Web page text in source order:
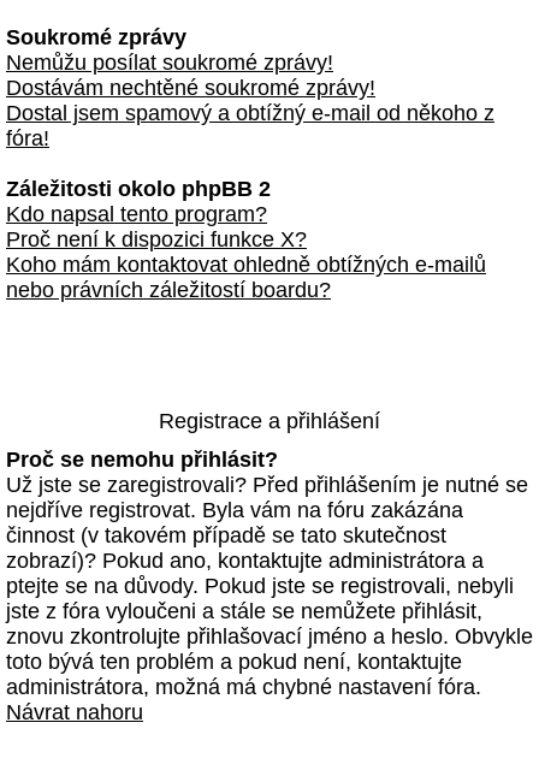
Soukromé zprávy
Nemůžu posílat soukromé zprávy!
Dostávám nechtěné soukromé zprávy!
Dostal jsem spamový a obtížný e-mail od někoho z
fóra!
Záležitosti okolo phpBB 2
Kdo napsal tento program?
Proč není k dispozici funkce X?
Koho mám kontaktovat ohledně obtížných e-mailů
nebo právních záležitostí boardu?
Registrace a přihlášení
Proč se nemohu přihlásit?
Už jste se zaregistrovali? Před přihlášením je nutné se
nejdříve registrovat. Byla vám na fóru zakázána
činnost (v takovém případě se tato skutečnost
zobrazí)? Pokud ano, kontaktujte administrátora a
ptejte se na důvody. Pokud jste se registrovali, nebyli
jste z fóra vyloučeni a stále se nemůžete přihlásit,
znovu zkontrolujte přihlašovací jméno a heslo. Obvykle
toto bývá ten problém a pokud není, kontaktujte
administrátora, možná má chybné nastavení fóra.
Návrat nahoru